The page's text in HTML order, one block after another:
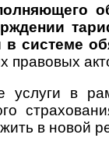
системе
правовых
в
в новой